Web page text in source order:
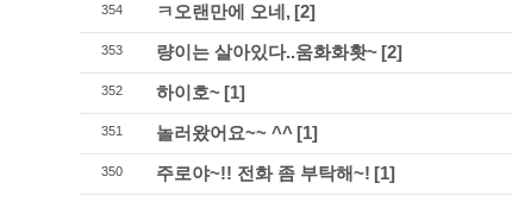
354 ㅋ오랜만에 오네,[2]
353 량이는 살아있다..움화화홧~[2]
352 하이호~[1]
351 놀러왔어요~~ ^^[1]
350 주로야~!! 전화 좀 부탁해~! [1]